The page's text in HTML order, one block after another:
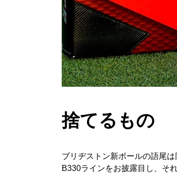
捨てるもの
ブリヂストン新ボールの語尾
B330ラインをお披露目し、そ